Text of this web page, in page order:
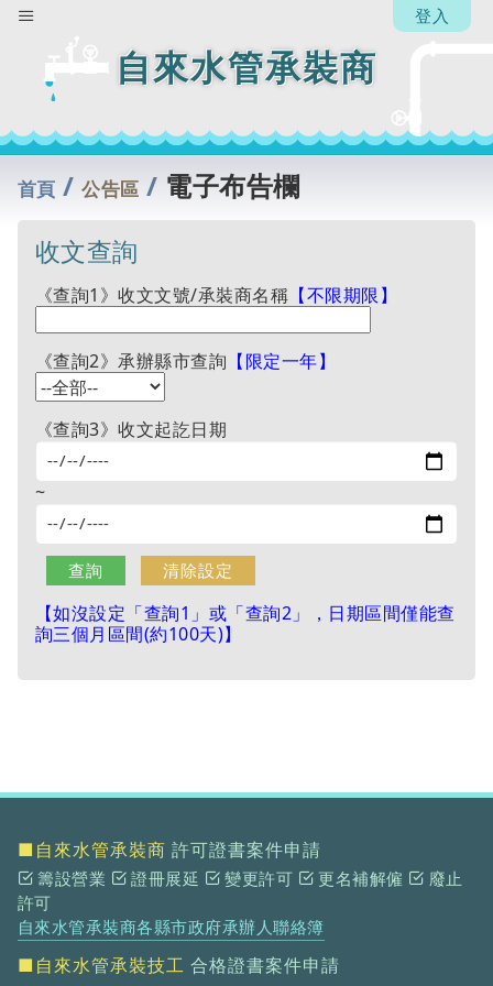
自來水管承裝商
登入
首頁 /公告區 / 電子布告欄
收文查詢
《查詢1》收文文號/承裝商名稱 【不限期限】
《查詢2》承辦縣市查詢 【限定一年】
《查詢3》收文起訖日期
~
【如沒設定「查詢1」或「查詢2」，日期區間僅能查
詢三個月區間(約100天)】
回
■自來水管承裝商 許可證書案件申請
籌設營業 證冊展延 變更許可 更名補解僱
廢止
許可
自來水管承裝商各縣市政府承辦人聯絡簿
■自來水管承裝技工 合格證書案件申請